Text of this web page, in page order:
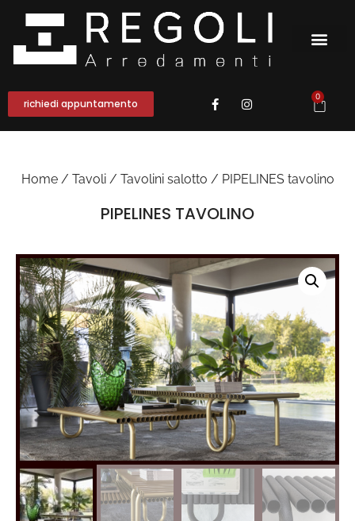
richiedi appuntamento
0
Home/ Tavoli/ Tavolini salotto / PIPELINES tavolino
PIPELINES TAVOLINO